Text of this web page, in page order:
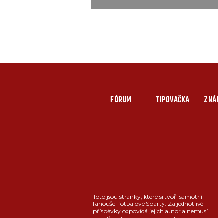
FÓRUM TIPOVAČKA
Toto jsou stránky, které si tvoří samotní
fanoušci fotbalové Sparty. Za jednotlivé
příspěvky odpovídá jejich autor a nemusí